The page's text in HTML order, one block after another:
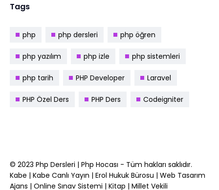
Tags
php php dersleri php öğren
php yazılım php izle php sistemleri
php tarih PHP Developer Laravel
PHP Özel Ders PHP Ders Codeigniter
© 2023 Php Dersleri | Php Hocası - Tüm hakları saklıdır.
Kabe | Kabe Canlı Yayın | Erol Hukuk Bürosu | Web Tasarım
Ajans | Online Sınav Sistemi | Kitap | Millet Vekili